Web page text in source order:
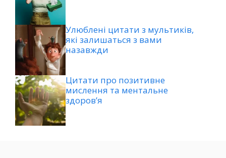
Улюблені цитати з мультиків,
які залишаться з вами
назавжди
Цитати про позитивне
мислення та ментальне
здоров’я